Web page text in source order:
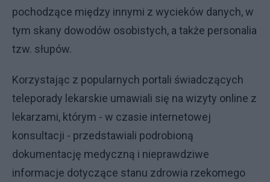
pochodzące między innymi z wycieków danych, w
tym skany dowodów osobistych, a także personalia
tzw. słupów.
Korzystając z popularnych portali świadczących
teleporady lekarskie umawiali się na wizyty online z
lekarzami, którym - w czasie internetowej
konsultacji - przedstawiali podrobioną
dokumentację medyczną i nieprawdziwe
informacje dotyczące stanu zdrowia rzekomego